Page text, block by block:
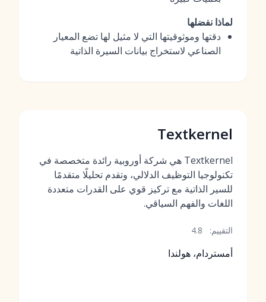
لماذا نفضلها
دقتها وموثوقيتها التي لا مثيل لها تضع المعيار
الصناعي لاستخراج بيانات السيرة الذاتية
Textkernel
Textkernel هي شركة أوروبية رائدة متخصصة في
تكنولوجيا التوظيف الدلالي، وتقدم تحليلًا متقدمًا
للسير الذاتية مع تركيز قوي على القدرات متعددة
اللغات والفهم السياقي.
التقييم: 4.8
أمستردام، هولندا